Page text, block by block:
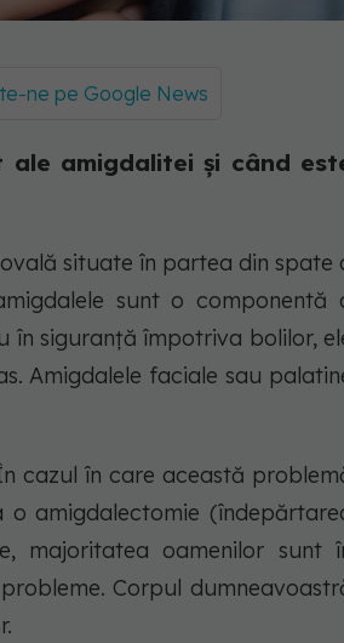
ne pe Google News
amigdalitei și când
situate în partea din spate
sunt o componentă
în siguranță împotriva bolilor,
Amigdalele faciale sau
cazul în care această
amigdalectomie
majoritatea oamenilor sunt
Corpul